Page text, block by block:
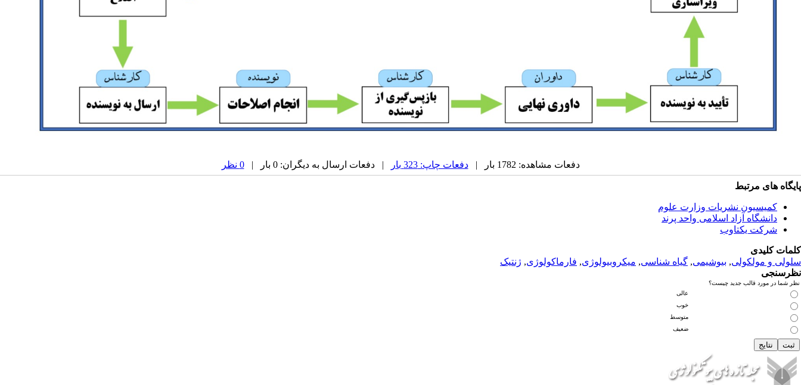
دفعات مشاهده: 1782 بار | دفعات چاپ: 323 بار | دفعات ارسال به دیگران: 0 بار | 0 نظر
پایگاه های مرتبط
کمیسیون نشریات وزارت علوم
دانشگاه آزاد اسلامی واحد پرند
شرکت یکتاوب
کلمات کلیدی
سلولی و مولکولی, بیوشیمی, گیاه شناسی, میکروبیولوژی, فارماکولوژی, ژنتیک
نظرسنجی
نظر شما در مورد قالب جدید چیست؟
عالی
خوب
متوسط
ضعیف